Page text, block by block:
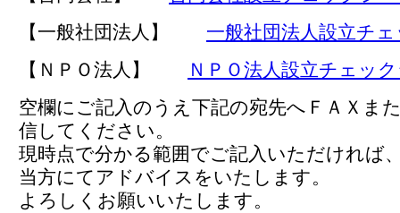
【一般社団法人】 一般社団法人設立チ
【ＮＰＯ法人】
ＮＰＯ法人設立チェッ
空欄にご記入のうえ下記の宛先へＦＡＸま
信してください。
現時点で分かる範囲でご記入いただければ
当方にてアドバイスをいたします。
よろしくお願いいたします。